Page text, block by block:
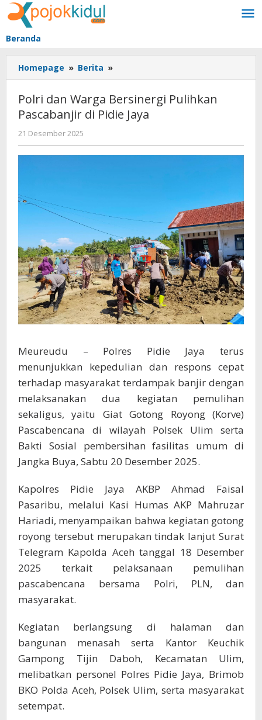
Lewati
ke
konten
Beranda
Homepage » Berita »
dan
Bersinergi
Pulihkan
Pidie
Polri dan Warga Bersinergi Pulihkan
Pascabanjir di Pidie Jaya
21 Desember 2025
BangAdmin
Meureudu – Polres Pidie Jaya terus
menunjukkan kepedulian dan respons cepat
terhadap masyarakat terdampak banjir dengan
melaksanakan dua kegiatan pemulihan
sekaligus, yaitu Giat Gotong Royong (Korve)
Pascabencana di wilayah Polsek Ulim serta
Bakti Sosial pembersihan fasilitas umum di
Jangka Buya, Sabtu 20 Desember 2025.
Kapolres Pidie Jaya AKBP Ahmad Faisal
Pasaribu, melalui Kasi Humas AKP Mahruzar
Hariadi, menyampaikan bahwa kegiatan gotong
royong tersebut merupakan tindak lanjut Surat
Telegram Kapolda Aceh tanggal 18 Desember
2025 terkait pelaksanaan pemulihan
pascabencana bersama Polri, PLN, dan
masyarakat.
Kegiatan berlangsung di halaman dan
bangunan menasah serta Kantor Keuchik
Gampong Tijin Daboh, Kecamatan Ulim,
melibatkan personel Polres Pidie Jaya, Brimob
BKO Polda Aceh, Polsek Ulim, serta masyarakat
setempat.